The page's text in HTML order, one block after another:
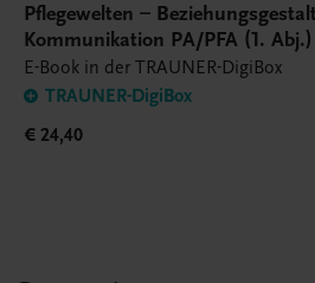
Pflegewelten –
Kommunikation PA/PFA (1.
E-Book in der TRAUNER-DigiBox
TRAUNER-DigiBox
€ 24,40